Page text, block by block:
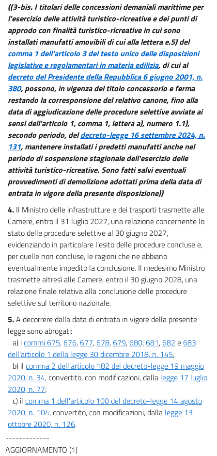
((3-bis. I titolari delle concessioni demaniali marittime per
l'esercizio delle attività turistico-ricreative e dei punti di
approdo con finalità turistico-ricreative in cui sono
installati manufatti amovibili di cui alla lettera e.5) del
comma 1 dell'articolo 3 del testo unico delle disposizioni
legislative e regolamentari in materia edilizia, di cui al
decreto del Presidente della Repubblica 6 giugno 2001, n.
380, possono, in vigenza del titolo concessorio e ferma
restando la corresponsione del relativo canone, fino alla
data di aggiudicazione delle procedure selettive avviate ai
sensi dell'articolo 1, comma 1, lettera a), numero 1.1),
secondo periodo, deldecreto-legge 16 settembre 2024, n.
131, mantenere installati i predetti manufatti anche nel
periodo di sospensione stagionale dell'esercizio delle
attività turistico-ricreative. Sono fatti salvi eventuali
provvedimenti di demolizione adottati prima della data di
entrata in vigore della presente disposizione))
4. Il Ministro delle infrastrutture e dei trasporti trasmette alle
Camere, entro il 31 luglio 2027, una relazione concernente lo
stato delle procedure selettive al 30 giugno 2027,
evidenziando in particolare l'esito delle procedure concluse e,
per quelle non concluse, le ragioni che ne abbiano
eventualmente impedito la conclusione. Il medesimo Ministro
trasmette altresì alle Camere, entro il 30 giugno 2028, una
relazione finale relativa alla conclusione delle procedure
selettive sul territorio nazionale.
5.A decorrere dalla data di entrata in vigore della presente
legge sono abrogati:
a) icommi 675,676,677,678,679,680,681,682 e683
dell'articolo 1 della legge 30 dicembre 2018, n. 145;
b) il comma 2 dell'articolo 182 del decreto-legge 19 maggio
2020, n. 34, convertito, con modificazioni, dalla legge 17 luglio
2020, n. 77;
c) il comma 1 dell'articolo 100 del decreto-legge 14 agosto
2020, n. 104, convertito, con modificazioni, dalla legge 13
ottobre 2020, n. 126.
-------------
AGGIORNAMENTO (1)